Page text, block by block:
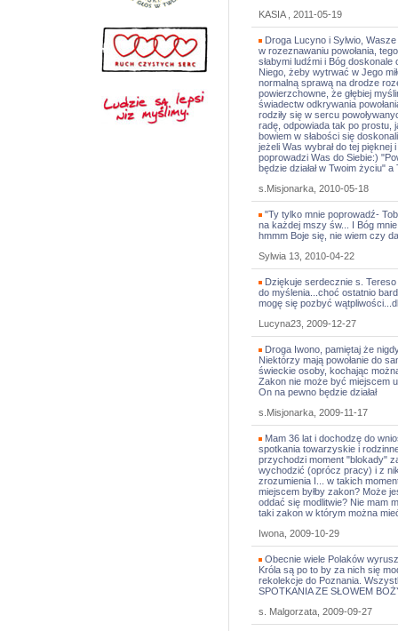
KASIA , 2011-05-19
Droga Lucyno i Sylwio,
w rozeznawaniu powołania,
słabymi ludźmi i Bóg
Niego, żeby wytrwać w Jego
normalną sprawą na drodze
powierzchowne, że głębiej
świadectw odkrywania
rodziły się w sercu
radę, odpowiada tak po prostu,
bowiem w słabości się
jeżeli Was wybrał do tej
poprowadzi Was do Siebie:)
będzie działał w Twoim życiu"
s.Misjonarka, 2010-05-18
"Ty tylko mnie poprowadź-
na każdej mszy św... I Bóg
hmmm Boje się, nie wiem czy
Sylwia 13, 2010-04-22
Dziękuje serdecznie s. Tereso
do myślenia...choć ostatnio
mogę się pozbyć
Lucyna23, 2009-12-27
Droga Iwono, pamiętaj że
Niektórzy mają powołanie do
świeckie osoby, kochając
Zakon nie może być miejscem
On na pewno będzie działał
s.Misjonarka, 2009-11-17
Mam 36 lat i dochodzę do
spotkania towarzyskie i
przychodzi moment "blokady"
wychodzić (oprócz pracy) i z
zrozumienia I... w takich
miejscem byłby zakon? Może
oddać się modlitwie? Nie mam
taki zakon w którym można
Iwona, 2009-10-29
Obecnie wiele Polaków
Króla są po to by za nich się
rekolekcje do Poznania.
SPOTKANIA ZE SŁOWEM
s. Malgorzata, 2009-09-27